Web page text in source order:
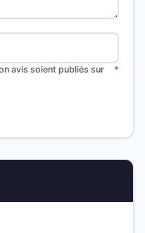
avis soient publiés sur
*